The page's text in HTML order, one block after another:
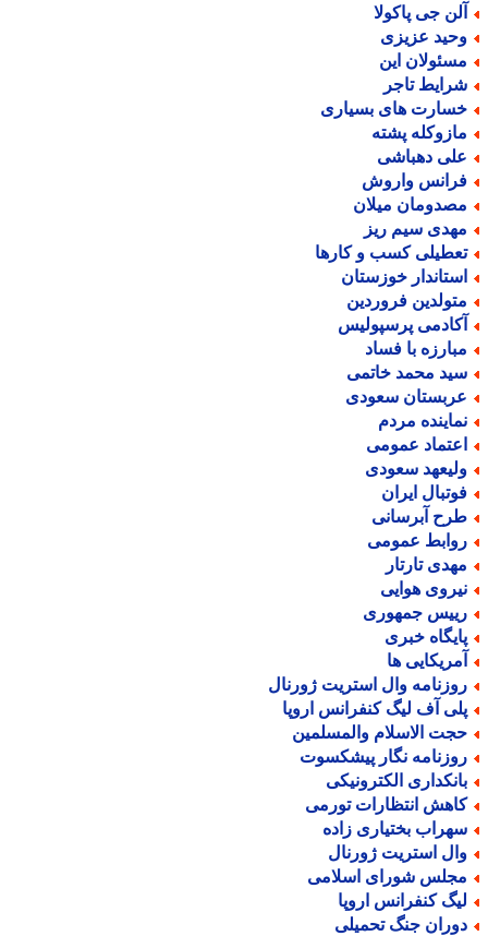
جی پاکولا
عزیزی
این
تاجر
های بسیاری
پشته
دهباشی
واروش
میلان
سیم ریز
کسب و کارها
خوزستان
فروردین
پرسپولیس
با فساد
محمد خاتمی
سعودی
مردم
عمومی
سعودی
ایران
آبرسانی
عمومی
تارتار
هوایی
جمهوری
خبری
ها
وال استریت ژورنال
آف لیگ کنفرانس اروپا
الاسلام والمسلمین
نگار پیشکسوت
الکترونیکی
انتظارات تورمی
بختیاری زاده
استریت ژورنال
شورای اسلامی
کنفرانس اروپا
جنگ تحمیلی